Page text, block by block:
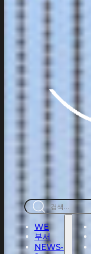
검
색
WE
부서
NEWS-